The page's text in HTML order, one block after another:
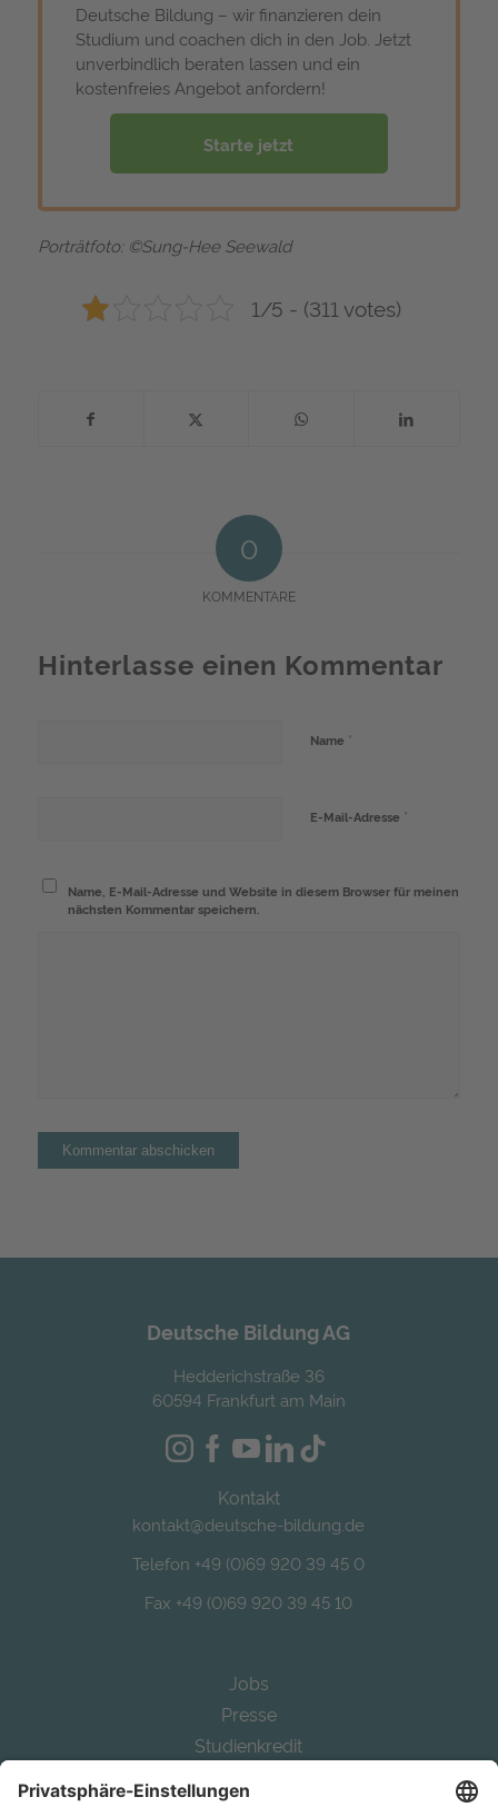
Deutsche Bildung – wir finanzieren dein
Studium und coachen dich in den Job. Jetzt
unverbindlich beraten lassen und ein
kostenfreies Angebot anfordern!
Starte jetzt
Porträtfoto: ©Sung-Hee Seewald
1/5 - (311 votes)
0
KOMMENTARE
Hinterlasse einen Kommentar
Name *
E-Mail-Adresse *
Name, E-Mail-Adresse und Website in diesem Browser für meinen
nächsten Kommentar speichern.
Deutsche Bildung AG
Hedderichstraße 36
60594 Frankfurt am Main
Kontakt
kontakt@deutsche-bildung.de
Telefon +49 (0)69 920 39 45 0
Fax +49 (0)69 920 39 45 10
Jobs
Presse
Studienkredit